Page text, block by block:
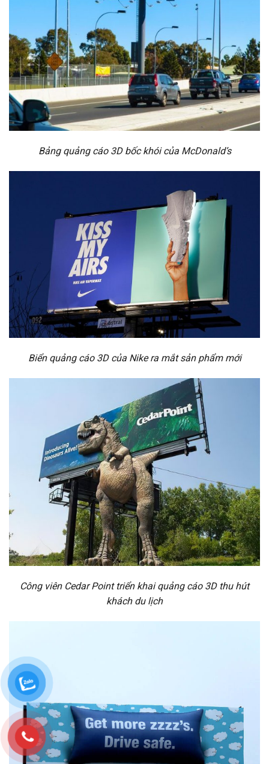
Bảng quảng cáo 3D bốc khói của McDonald’s
Biển quảng cáo 3D của Nike ra mắt sản phẩm mới
Công viên Cedar Point triển khai quảng cáo 3D thu hút
khách du lịch